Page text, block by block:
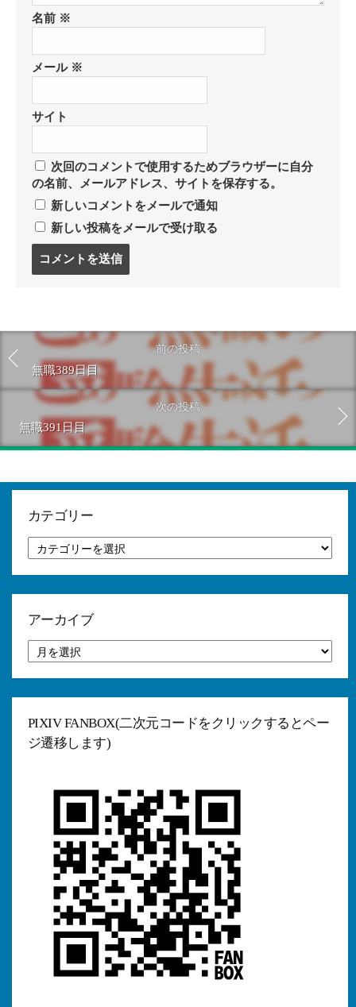
名前 ※
メール ※
サイト
次回のコメントで使用するためブラウザーに自分
の名前、メールアドレス、サイトを保存する。
新しいコメントをメールで通知
新しい投稿をメールで受け取る
る
前の投稿
無職389日目
次の投稿
無職391日目
カテゴリー
テ
ゴ
アーカイブ
ー
カ
PIXIV FANBOX(二次元コードをクリックするとペー
ジ遷移します)